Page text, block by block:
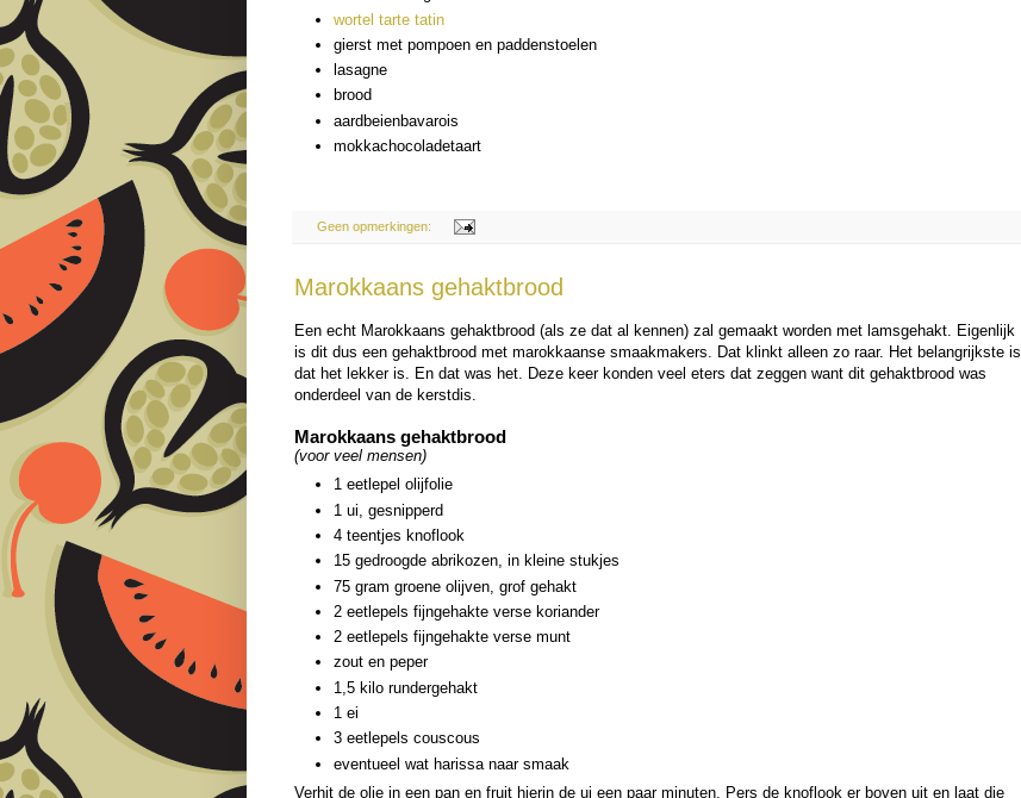
wortel tarte tatin
gierst met pompoen en paddenstoelen
lasagne
brood
aardbeienbavarois
mokkachocoladetaart
Geen opmerkingen:
Marokkaans gehaktbrood
Een echt Marokkaans gehaktbrood (als ze dat al kennen) zal gemaakt worden met lamsgehakt. Eigenlijk
is dit dus een gehaktbrood met marokkaanse smaakmakers. Dat klinkt alleen zo raar. Het belangrijkste is
dat het lekker is. En dat was het. Deze keer konden veel eters dat zeggen want dit gehaktbrood was
onderdeel van de kerstdis.
Marokkaans gehaktbrood
(voor veel mensen)
1 eetlepel olijfolie
1 ui, gesnipperd
4 teentjes knoflook
15 gedroogde abrikozen, in kleine stukjes
75 gram groene olijven, grof gehakt
2 eetlepels fijngehakte verse koriander
2 eetlepels fijngehakte verse munt
zout en peper
1,5 kilo rundergehakt
1 ei
3 eetlepels couscous
eventueel wat harissa naar smaak
Verhit de olie in een pan en fruit hierin de ui een paar minuten. Pers de knoflook er boven uit en laat die